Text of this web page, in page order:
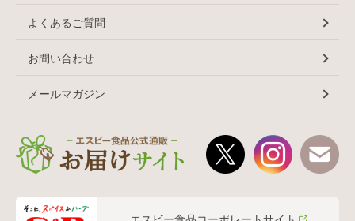
よくあるご質問
お問い合わせ
メールマガジン